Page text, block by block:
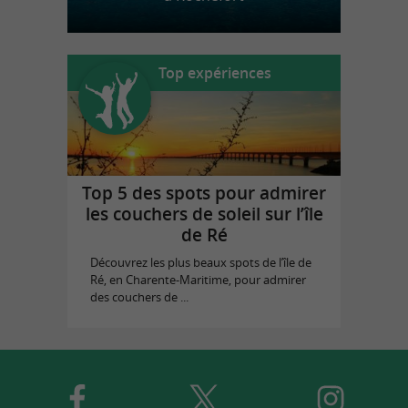
Top expériences
Top 5 des spots pour admirer
les couchers de soleil sur l’île
de Ré
Découvrez les plus beaux spots de l’île de
Ré, en Charente-Maritime, pour admirer
des couchers de ...